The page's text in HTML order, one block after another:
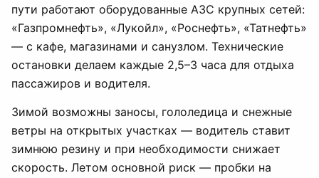
пути работают оборудованные АЗС крупных сетей:
«Газпромнефть», «Лукойл», «Роснефть», «Татнефть»
— с кафе, магазинами и санузлом. Технические
остановки делаем каждые 2,5–3 часа для отдыха
пассажиров и водителя.
Зимой возможны заносы, гололедица и снежные
ветры на открытых участках — водитель ставит
зимнюю резину и при необходимости снижает
скорость. Летом основной риск — пробки на